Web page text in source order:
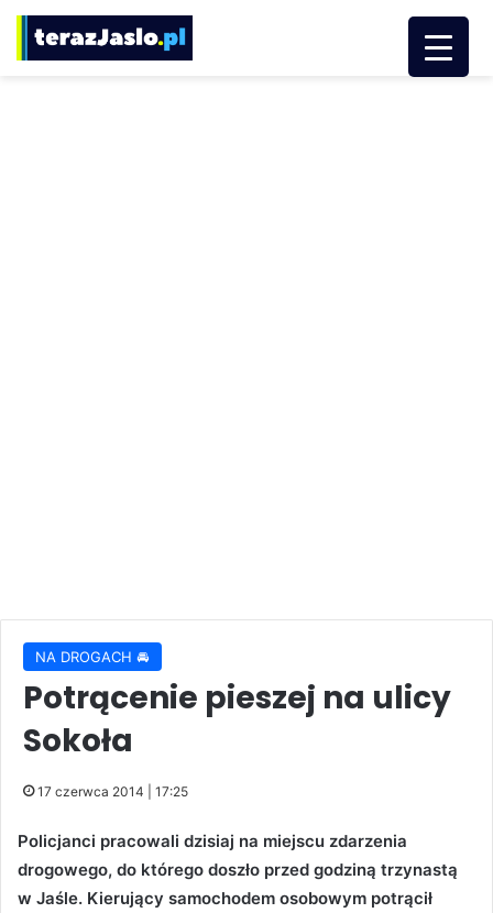
NA DROGACH 🚘
Potrącenie pieszej na ulicy
Sokoła
17 czerwca 2014 | 17:25
Policjanci pracowali dzisiaj na miejscu zdarzenia
drogowego, do którego doszło przed godziną trzynastą
w Jaśle. Kierujący samochodem osobowym potrącił